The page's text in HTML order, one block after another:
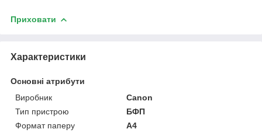
Приховати
Характеристики
Основні атрибути
Виробник
Canon
Тип пристрою
БФП
Формат паперу
А4